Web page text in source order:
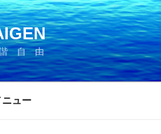
自 由
ニュー